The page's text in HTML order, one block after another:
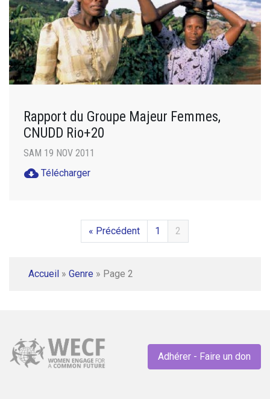
Rapport du Groupe Majeur Femmes,
CNUDD Rio+20
SAM 19 NOV 2011
cloud_download Télécharger
« Précédent 1 2
Accueil » Genre » Page 2
Adhérer - Faire un don